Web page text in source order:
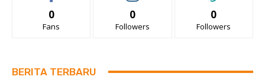
0
Fans
0
Followers
0
Followers
BERITA TERBARU